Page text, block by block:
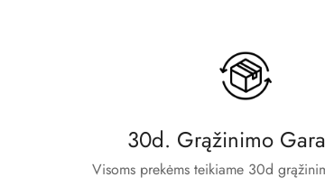
30d. Grąžinimo
Visoms prekėms teikiame 30d